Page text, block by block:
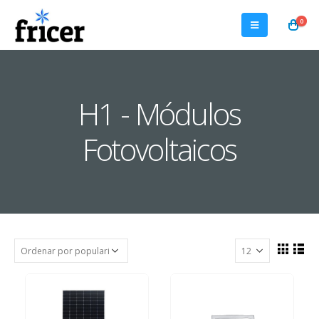
0
H1 - Módulos
Fotovoltaicos